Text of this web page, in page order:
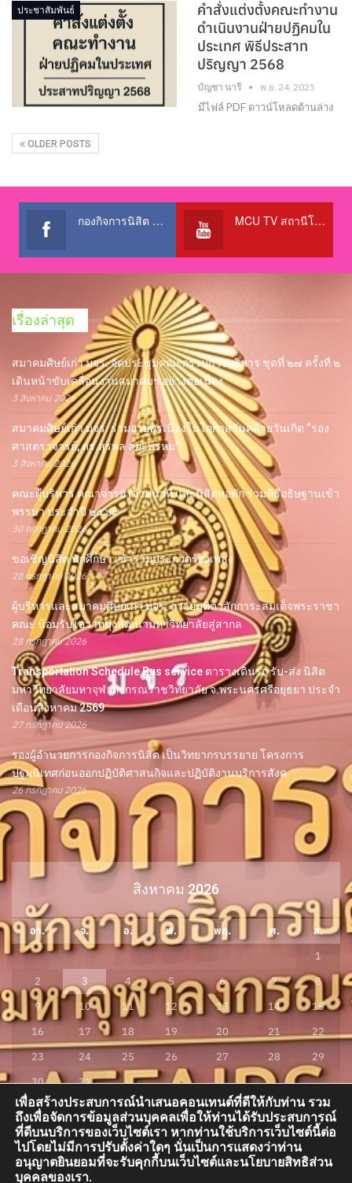
ประชาสัมพันธ์
คำสั่งแต่งตั้งคณะทำงาน
ดำเนินงานฝ่ายปฏิคมใน
ประเทศ พิธีประสาท
ปริญญา 2568
บัญชา นารี พ.ย. 24, 2025
มีไฟล์ PDF ดาวน์โหลดด้านล่าง
OLDER POSTS
กองกิจการนิสิต สำนักงานอธิการบดี MCU TV สถานีโทรทัศน์เพื่อการศึกษา @OfficialTBCChannel
เรื่องล่าสุด
สมาคมศิษย์เก่า มจร. จัดประชุมคณะกรรมการบริหาร ชุดที่ ๒๗ ครั้งที่ ๒
เดินหน้าขับเคลื่อนงานสมาคมฯ อย่างต่อเนื่อง
3 สิงหาคม 2026
สมาคมศิษย์เก่า มจร. ร่วมอวยพรเนื่องในโอกาสวันคล้ายวันเกิด “รอง
ศาสตราจารย์, ดร.สุรพล สุยะพรหม”
3 สิงหาคม 2026
คณะผู้บริหาร คณาจารย์ เจ้าหน้าที่ และนิสิตหอพัก ร่วมพิธีอธิษฐานเข้า
พรรษา ประจำปี ๒๕๖๙
30 กรกฎาคม 2026
ขอเชิญนิสิต นักศึกษา เข้าร่วมประกวดร้องเพลง
28 กรกฎาคม 2026
ผู้บริหารและสมาคมศิษย์เก่า มจร. ถวายมุทิตาสักการะสมเด็จพระราชา
คณะ น้อมรับโอวาทมุ่งพัฒนามหาวิทยาลัยสู่สากล
28 กรกฎาคม 2026
Transportation Schedule Bus service ตารางเดินรถ รับ-ส่ง นิสิต
มหาวิทยาลัยมหาจุฬาลงกรณราชวิทยาลัย จ.พระนครศรีอยุธยา ประจำ
เดือนสิงหาคม 2569
27 กรกฎาคม 2026
รองผู้อำนวยการกองกิจการนิสิต เป็นวิทยากรบรรยาย โครงการ
ปฐมนิเทศก่อนออกปฏิบัติศาสนกิจและปฏิบัติงานบริการสังค
26 กรกฎาคม 2026
สิงหาคม 2026
อา. จ. อ. พ. พฤ. ศ.
ส.
1
2
3 4 5 6 7
8
9
10 11 12 13 14
15
16
17 18 19 20 21
22
23
24 25 26 27 28
29
30
31
« ก.ค.
กองกิจการนิสิต อาคารสมเด็จพระพุฒาจารย์ (เกี่ยว อุปเสณมหาเถระ) อาคารเรียน
เพื่อสร้างประสบการณ์นำเสนอคอนเทนต์ที่ดีให้กับท่าน รวม
ถึงเพื่อจัดการข้อมูลส่วนบุคคลเพื่อให้ท่านได้รับประสบการณ์
ที่ดีบนบริการของเว็บไซต์เรา หากท่านใช้บริการเว็บไซต์นี้ต่อ
ไปโดยไม่มีการปรับตั้งค่าใดๆ นั่นเป็นการแสดงว่าท่าน
อนุญาตยินยอมที่จะรับคุกกี้บนเว็บไซต์และนโยบายสิทธิส่วน
บุคคลของเรา.